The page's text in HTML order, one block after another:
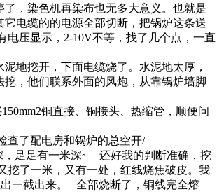
，染色机再染布也无多大意义。也就是
电缆的的电源全部切断，把锅炉这条送
压显示，2-10V不等，找了几个点，一直
地挖开，下面电缆烧了。水泥地太厚，
，他们联系外面的风炮，从靠锅炉墙脚
铜直接、铜接头、热缩管，顺便问
查了配电房和锅炉的总空开/
足足有一米深~ 还好我的判断准确，挖
了一米，又有一处，红线烧焦破皮。我
一截出来。 全部烧断了，铜线完全熔